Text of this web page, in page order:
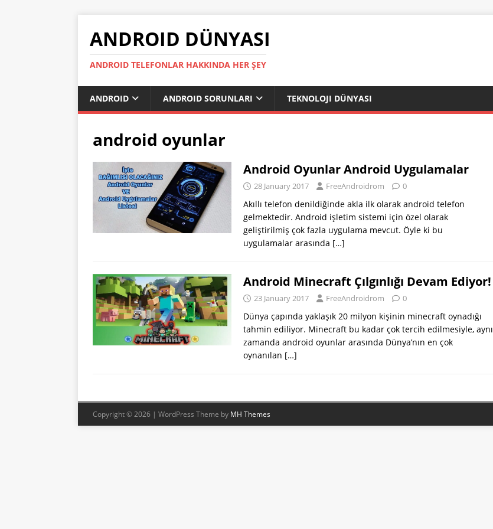
ANDROID DÜNYASI
ANDROID TELEFONLAR HAKKINDA HER ŞEY
ANDROID ANDROID SORUNLARI TEKNOLOJI DÜNYASI
android oyunlar
Android Oyunlar Android Uygulamalar
28 January 2017 FreeAndroidrom 0
Akıllı telefon denildiğinde akla ilk olarak android telefon
gelmektedir. Android işletim sistemi için özel olarak
geliştirilmiş çok fazla uygulama mevcut. Öyle ki bu
uygulamalar arasında […]
Android Minecraft Çılgınlığı Devam Ediyor!
23 January 2017 FreeAndroidrom 0
Dünya çapında yaklaşık 20 milyon kişinin minecraft oynadığı
tahmin ediliyor. Minecraft bu kadar çok tercih edilmesiyle, aynı
zamanda android oyunlar arasında Dünya’nın en çok
oynanılan […]
Copyright © 2026 | WordPress Theme by MH Themes